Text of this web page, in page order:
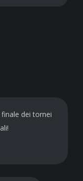
dei tornei